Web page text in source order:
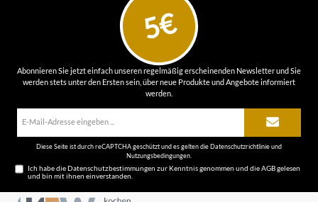
5€
Abonnieren Sie jetzt einfach unseren regelmäßig erscheinenden Newsletter und Sie
werden stets unter den Ersten sein, über neue Produkte und Angebote informiert
werden.
Diese Seite ist durch reCAPTCHA geschützt und es gelten dieDatenschutzrichtlinieund
Nutzungsbedingungen
Ich habe dieDatenschutzbestimmungen zur Kenntnis genommen und dieAGBgelesen
und bin mit ihnen einverstanden.